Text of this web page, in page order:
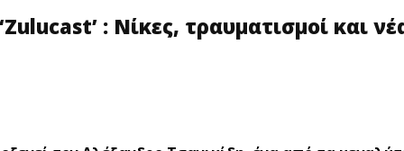
: Νίκες, τραυματισμοί και